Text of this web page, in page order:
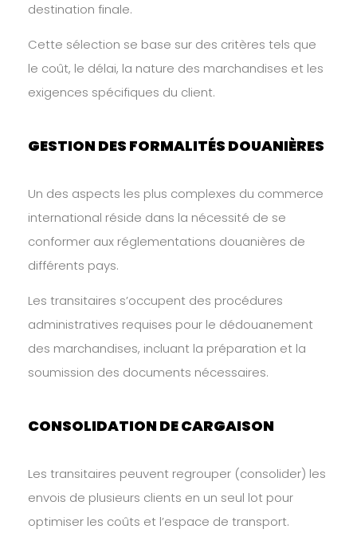
destination finale.
Cette sélection se base sur des critères tels que
le coût, le délai, la nature des marchandises et les
exigences spécifiques du client.
GESTION DES FORMALITÉS DOUANIÈRES
Un des aspects les plus complexes du commerce
international réside dans la nécessité de se
conformer aux réglementations douanières de
différents pays.
Les transitaires s’occupent des procédures
administratives requises pour le dédouanement
des marchandises, incluant la préparation et la
soumission des documents nécessaires.
CONSOLIDATION DE CARGAISON
Les transitaires peuvent regrouper (consolider) les
envois de plusieurs clients en un seul lot pour
optimiser les coûts et l’espace de transport.